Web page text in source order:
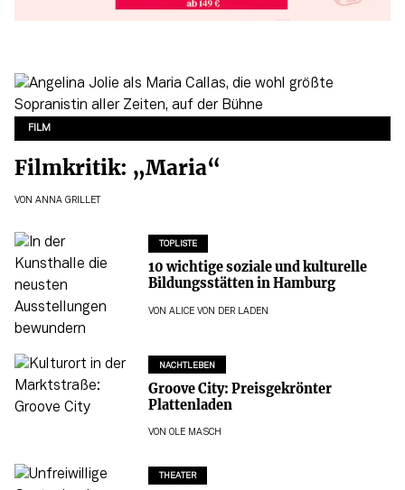
FILM
Filmkritik: „Maria“
VON ANNA GRILLET
TOPLISTE
10 wichtige soziale und kulturelle
Bildungsstätten in Hamburg
VON ALICE VON DER LADEN
NACHTLEBEN
Groove City: Preisgekrönter
Plattenladen
VON OLE MASCH
THEATER